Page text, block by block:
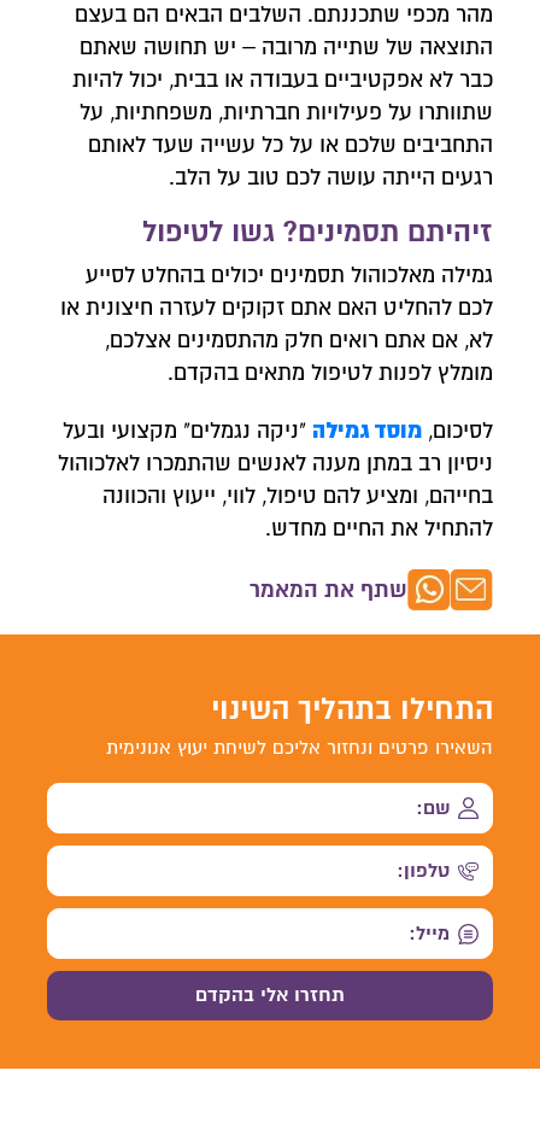
צרו איתנו קשר
השאירו פרטים ונחזור אליכם לשיחת יעוץ אנונימית
מהר מכפי שתכננתם. השלבים הבאים הם בעצם
התוצאה של שתייה מרובה – יש תחושה שאתם
כבר לא אפקטיביים בעבודה או בבית, יכול להיות
שתוותרו על פעילויות חברתיות, משפחתיות, על
התחביבים שלכם או על כל עשייה שעד לאותם
רגעים הייתה עושה לכם טוב על הלב.
זיהיתם תסמינים? גשו לטיפול
גמילה מאלכוהול תסמינים יכולים בהחלט לסייע
לכם להחליט האם אתם זקוקים לעזרה חיצונית או
לא, אם אתם רואים חלק מהתסמינים אצלכם,
מומלץ לפנות לטיפול מתאים בהקדם.
לסיכום, מוסד גמילה "ניקה נגמלים" מקצועי ובעל
ניסיון רב במתן מענה לאנשים שהתמכרו לאלכוהול
בחייהם, ומציע להם טיפול, לווי, ייעוץ והכוונה
להתחיל את החיים מחדש.
שתף את המאמר
התחילו בתהליך השינוי
השאירו פרטים ונחזור אליכם לשיחת יעוץ אנונימית